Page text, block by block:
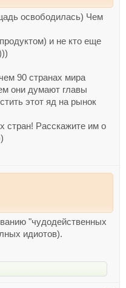
освободилась) Чем
и не кто еще
90 странах мира
они думают главы
этот яд на рынок
стран! Расскажите им о
"чудодейственных
идиотов).